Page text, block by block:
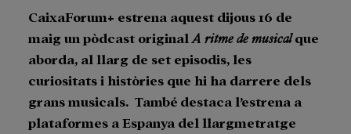
CaixaForum+ estrena aquest dijous 16 de
maig un pòdcast original A ritme de musicalque
aborda, al llarg de set episodis, les
curiositats i històries que hi ha darrere dels
grans musicals. També destaca l’estrena a
plataformes a Espanya del llargmetratge